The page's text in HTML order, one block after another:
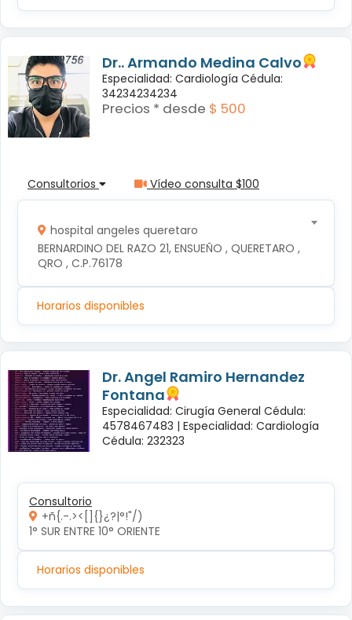
Dr.. Armando Medina Calvo
Especialidad: Cardiología Cédula:
34234234234
Precios * desde $ 500
Consultorios Vídeo consulta $100
hospital angeles queretaro
BERNARDINO DEL RAZO 21, ENSUEÑO , QUERETARO ,
QRO , C.P.76178
Horarios disponibles
Dr. Angel Ramiro Hernandez
Fontana
Especialidad: Cirugía General Cédula:
4578467483 | Especialidad: Cardiología
Cédula: 232323
Consultorio
+ñ{.-.><[]{}¿?|°!"/)
1° SUR ENTRE 10° ORIENTE
Horarios disponibles